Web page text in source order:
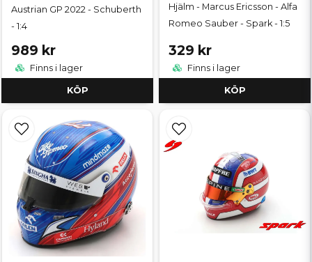
Austrian GP 2022 - Schuberth
- 1:4
989 kr
Finns i lager
KÖP
Hjälm - Marcus Ericsson - Alfa
Romeo Sauber - Spark - 1:5
329 kr
Finns i lager
KÖP